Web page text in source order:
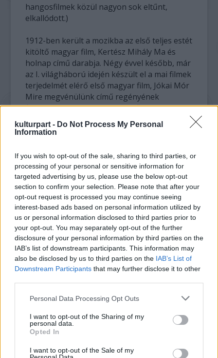
kulturpart - Do Not Process My Personal
Information
If you wish to opt-out of the sale, sharing to third parties, or
processing of your personal or sensitive information for
targeted advertising by us, please use the below opt-out
section to confirm your selection. Please note that after your
opt-out request is processed you may continue seeing
interest-based ads based on personal information utilized by
us or personal information disclosed to third parties prior to
your opt-out. You may separately opt-out of the further
disclosure of your personal information by third parties on the
IAB’s list of downstream participants. This information may
also be disclosed by us to third parties on the IAB’s List of
Downstream Participants that may further disclose it to other
Please note that this website/app uses one or more Google
not limited to your visit or usage behaviour. You may click to
grant or deny consent to Google and its third-party tags to
use your data for below specified purposes in below Google
consent section.
Personal Data Processing Opt Outs
I want to opt-out of the Sharing of my
personal data.
Opted In
I want to opt-out of the Sale of my
hangosfilmek közül nagyon sok eltűnt,
elkallódott.)
1912-ben került a mozikba az első teljes estét
kitöltő magyar film, Kertész Mihály Ma és
holnap című darabja. Négy évvel később, már
az I. világháború idején készült el a mai filmek
terjedelmét elérő első magyar film, Jókai Mór
Mire megvénülünk című regényének
filmváltozata Hevesi Sándor művészeti
irányításával, Uher Ödön rendezésében.
Amerikában, s két év múlva már a hazai
filmek is megszólaltak. 1929-ben Kertész
Mihály magyar nyelven készített hangos
beköszöntőt Noé bárkája című filmjéhez, a
következő évben elsősorban magyar nótákat
hallhattak a nézők Gaál Béla Csak egy kislány
van a világon című alkotásában.
A magyar hangosfilm-gyártás 1931. április 29-
én kezdődött meg Budapesten, a Corvin
filmgyár Gyarmat utcai telepén. Az első "igazi"
főszereplésével. Az alkotást, amely egy
Amerikába kivándorló, majd egy szerencsés
fordulattal hazatérő báró történetét mesélte
utánzatának minősítette, s ami a készítőknek